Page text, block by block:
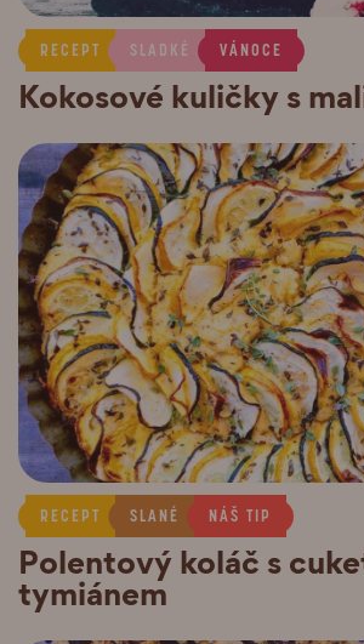
RECEPT SLADKÉ VÁNOCE
Kokosové kuličky s
RECEPT SLANÉ NÁŠ TIP
Polentový koláč s
tymiánem